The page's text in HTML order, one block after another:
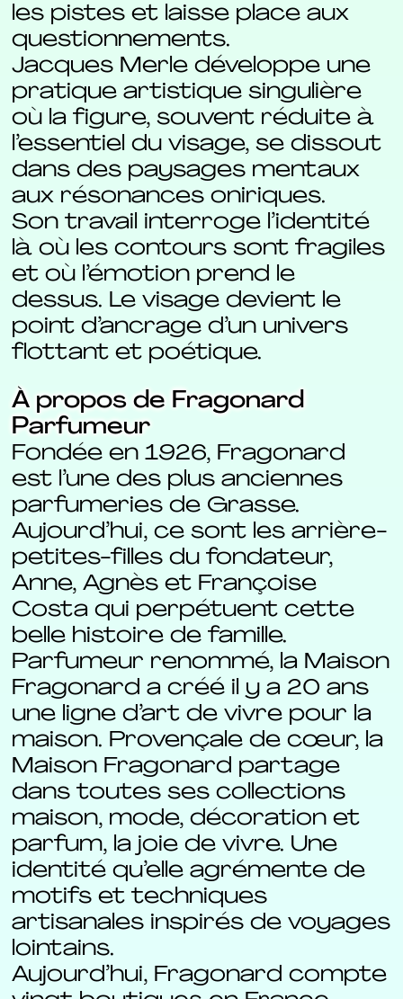
les pistes et laisse place aux
questionnements.
Jacques Merle développe une
pratique artistique singulière
où la figure, souvent réduite à
l’essentiel du visage, se dissout
dans des paysages mentaux
aux résonances oniriques.
Son travail interroge l’identité
là où les contours sont fragiles
et où l’émotion prend le
dessus. Le visage devient le
point d’ancrage d’un univers
flottant et poétique.
À propos de Fragonard
Parfumeur
Fondée en 1926, Fragonard
est l’une des plus anciennes
parfumeries de Grasse.
Aujourd’hui, ce sont les arrière-
petites-filles du fondateur,
Anne, Agnès et Françoise
Costa qui perpétuent cette
belle histoire de famille.
Parfumeur renommé, la Maison
Fragonard a créé il y a 20 ans
une ligne d’art de vivre pour la
maison. Provençale de cœur, la
Maison Fragonard partage
dans toutes ses collections
maison, mode, décoration et
parfum, la joie de vivre. Une
identité qu’elle agrémente de
motifs et techniques
artisanales inspirés de voyages
lointains.
Aujourd’hui, Fragonard compte